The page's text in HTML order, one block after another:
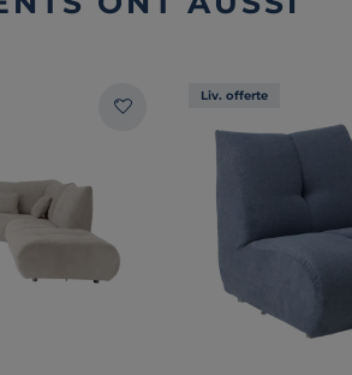
Liv. offerte